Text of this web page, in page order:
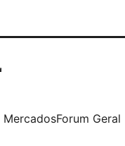
MercadosForum Geral